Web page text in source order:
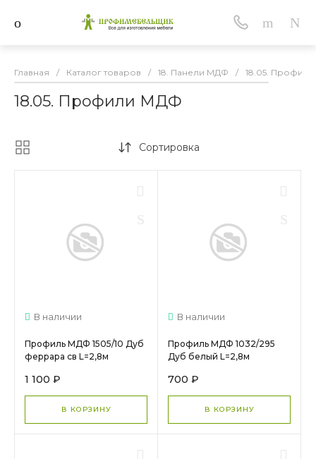
Главная / Каталог товаров / 18. Панели МДФ / 18.05.
18.05. Профили МДФ
Сортировка
В наличии
Профиль МДФ 1505/10 Дуб
феррара св L=2,8м
1 100 ₽
В КОРЗИНУ
В наличии
Профиль МДФ 1032/295
Дуб белый L=2,8м
700 ₽
В КОРЗИНУ